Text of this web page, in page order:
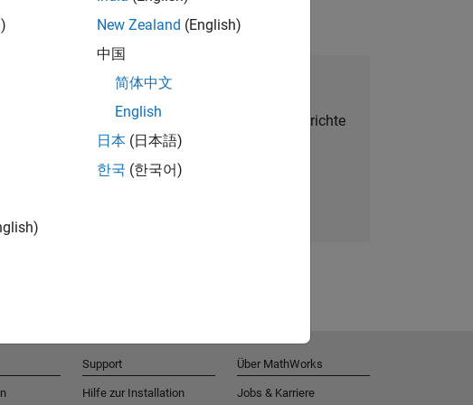
Talent Network beitreten
Erhalten Sie personalisierte Stellenangebote, Berichte
und Unternehmensneuigkeiten.
New Zealand (English)
中国
简体中文
English
日本 (日本語)
한국 (한국어)
Support
Hilfe zur Installation
Über MathWorks
Jobs & Karriere